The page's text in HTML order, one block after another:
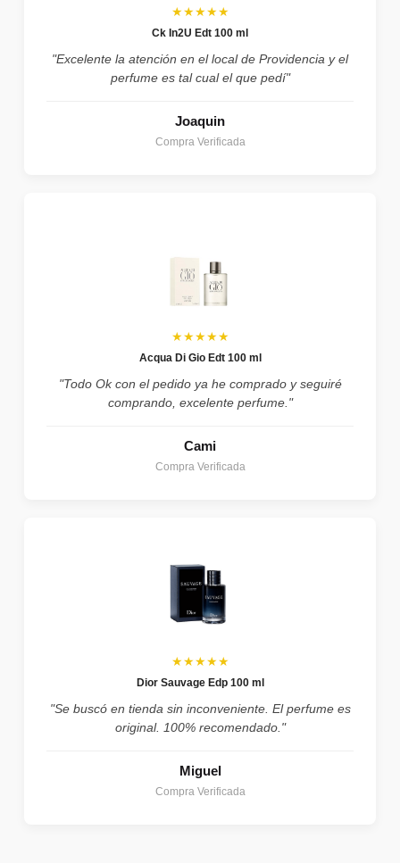
★★★★★
Ck In2U Edt 100 ml
"Excelente la atención en el local de Providencia y el
perfume es tal cual el que pedí"
Joaquin
Compra Verificada
★★★★★
Acqua Di Gio Edt 100 ml
"Todo Ok con el pedido ya he comprado y seguiré
comprando, excelente perfume."
Cami
Compra Verificada
★★★★★
Dior Sauvage Edp 100 ml
"Se buscó en tienda sin inconveniente. El perfume es
original. 100% recomendado."
Miguel
Compra Verificada